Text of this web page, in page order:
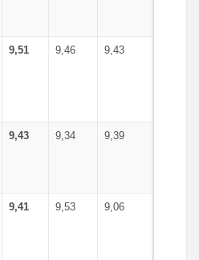
9,51 9,46 9,43
9,43 9,34 9,39
9,41 9,53 9,06